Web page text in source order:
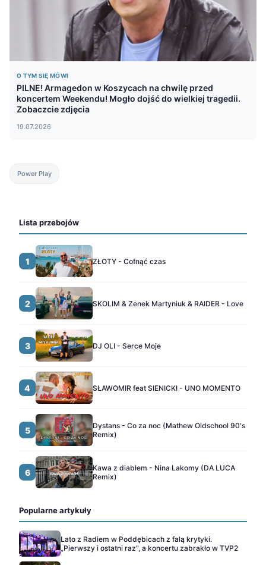
O TYM SIĘ MÓWI
PILNE! Armagedon w Koszycach na chwilę przed
koncertem Weekendu! Mogło dojść do wielkiej tragedii.
Zobaczcie zdjęcia
19.07.2026
Power Play
Lista przebojów
1 ZŁOTY - Cofnąć czas
2 SKOLIM & Zenek Martyniuk & RAIDER - Love
3 DJ OLI - Serce Moje
4 SŁAWOMIR feat SIENICKI - UNO MOMENTO
5
Dystans - Co za noc (Mathew Oldschool 90's
Remix)
6
Kawa z diabłem - Nina Lakomy (DA LUCA
Remix)
Popularne artykuły
Lato z Radiem w Poddębicach z falą krytyki.
„Pierwszy i ostatni raz", a koncertu zabrakło w TVP2